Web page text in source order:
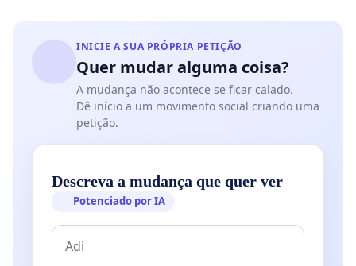
INICIE A SUA PRÓPRIA PETIÇÃO
Quer mudar alguma coisa?
A mudança não acontece se ficar calado.
Dê início a um movimento social criando uma
petição.
Descreva a mudança que quer ver
Potenciado por IA